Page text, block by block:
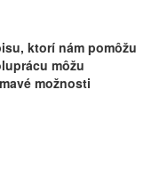
ktorí nám pomôžu
môžu
možnosti